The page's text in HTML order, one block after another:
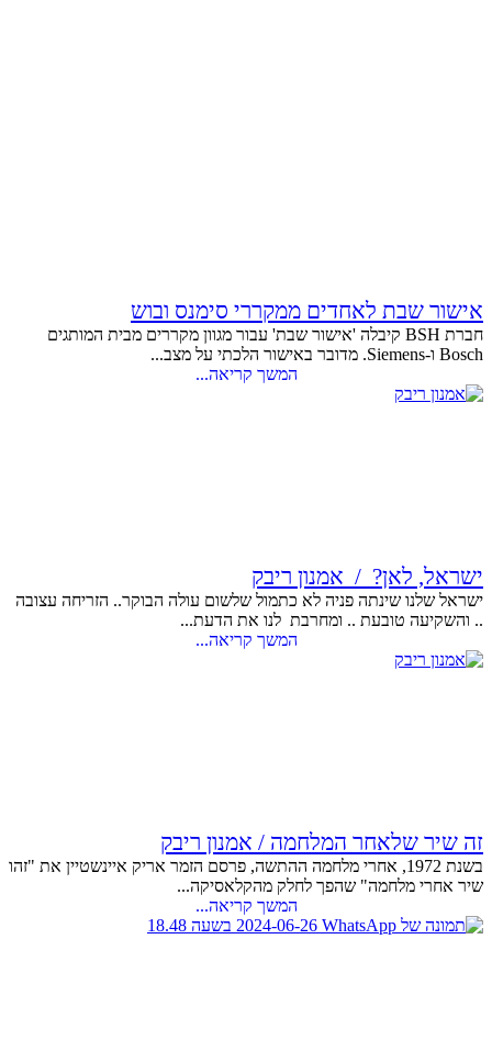
אישור שבת לאחדים ממקררי סימנס ובוש
חברת BSH קיבלה 'אישור שבת' עבור מגוון מקררים מבית המותגים
Bosch ו-Siemens. מדובר באישור הלכתי על מצב...
המשך קריאה...
ישראל, לאן? / אמנון ריבק
ישראל שלנו שינתה פניה לא כתמול שלשום עולה הבוקר.. הזריחה עצובה
.. והשקיעה טובעת .. ומחרבת לנו את הדעת...
המשך קריאה...
זה שיר שלאחר המלחמה / אמנון ריבק
בשנת 1972, אחרי מלחמה ההתשה, פרסם הזמר אריק איינשטיין את "זהו
שיר אחרי מלחמה" שהפך לחלק מהקלאסיקה...
המשך קריאה...